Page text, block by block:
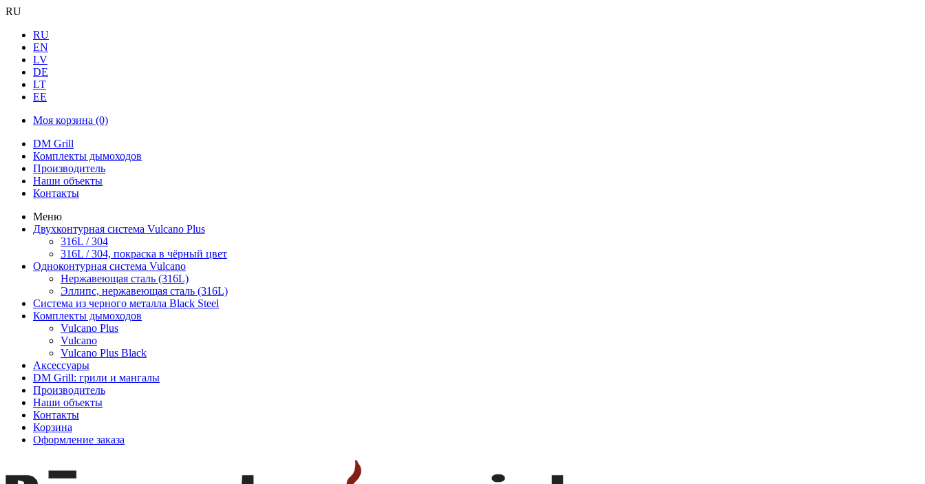
RU
RU
EN
LV
DE
LT
EE
Моя корзина (0)
DM Grill
Комплекты дымоходов
Производитель
Наши объекты
Контакты
Меню
Двухконтурная система Vulcano Plus
316L / 304
316L / 304, покраска в чёрный цвет
Одноконтурная система Vulcano
Нержавеющая сталь (316L)
Эллипс, нержавеющая сталь (316L)
Система из черного металла Black Steel
Комплекты дымоходов
Vulcano Plus
Vulcano
Vulcano Plus Black
Аксессуары
DM Grill: грили и мангалы
Производитель
Наши объекты
Контакты
Корзина
Оформление заказа